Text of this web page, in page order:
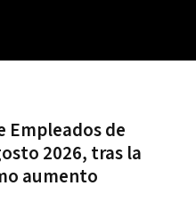
Empleados de
2026, tras la
aumento